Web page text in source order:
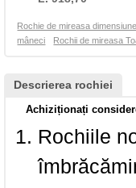
Rochie de mireasa
mâneci
Rochii de mireasa
Descrierea rochiei
Achiziționați
Rochiile